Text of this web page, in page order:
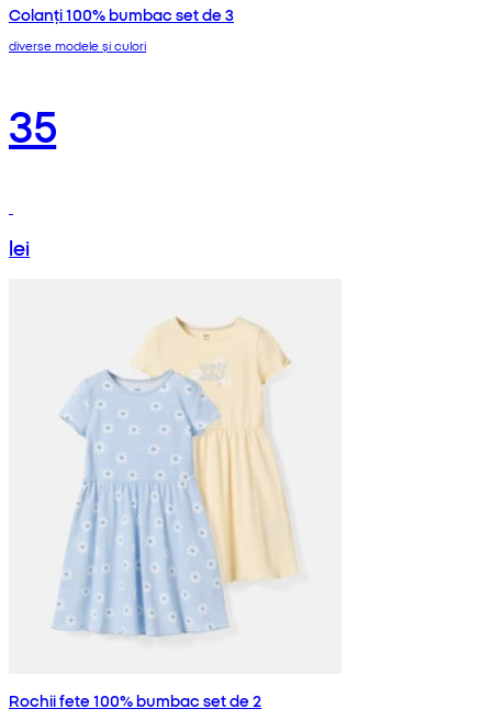
Colanți 100% bumbac set de 3
diverse modele și culori
35
lei
Rochii fete 100% bumbac set de 2